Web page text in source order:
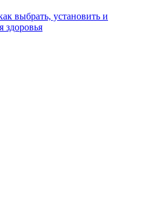
выбрать, установить и
здоровья